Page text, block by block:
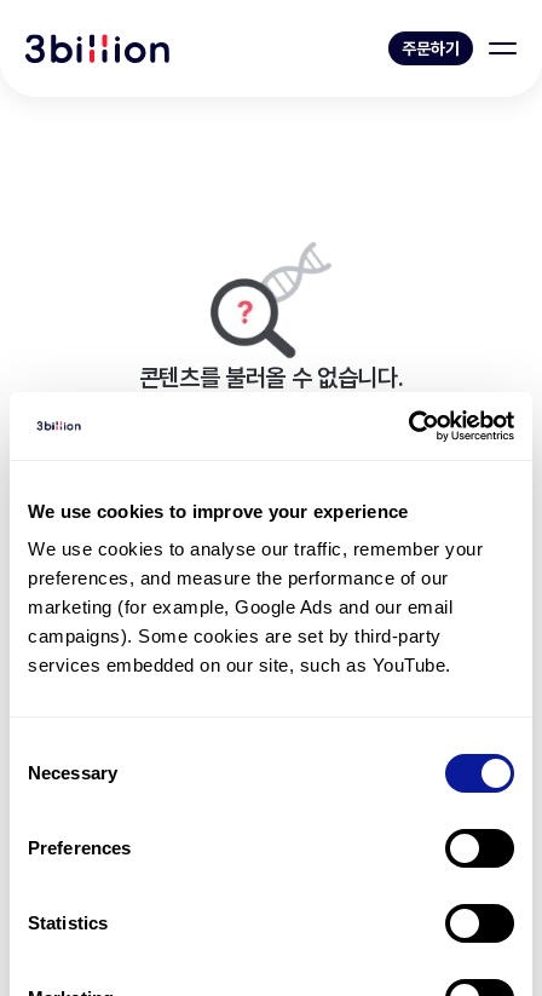
We use cookies to improve your experience
We use cookies to analyse our traffic, remember your
preferences, and measure the performance of our
marketing (for example, Google Ads and our email
campaigns). Some cookies are set by third-party
services embedded on our site, such as YouTube.
Selection
Necessary
Preferences
Statistics
주문하기
콘텐츠를 불러올 수 없습니다.
기술
Gene browser
매달 뉴스레터를 통해 최신 블로그 포스트와 소식을 받아보세요.